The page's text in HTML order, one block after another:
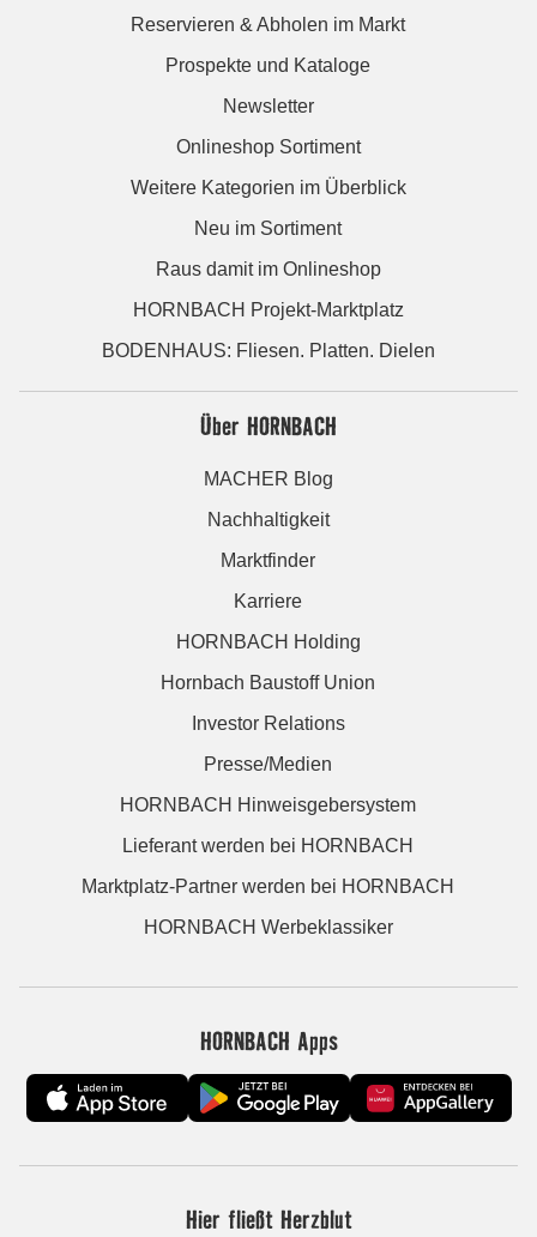
Reservieren & Abholen im Markt
Prospekte und Kataloge
Newsletter
Onlineshop Sortiment
Weitere Kategorien im Überblick
Neu im Sortiment
Raus damit im Onlineshop
HORNBACH Projekt-Marktplatz
BODENHAUS: Fliesen. Platten. Dielen
Über HORNBACH
MACHER Blog
Nachhaltigkeit
Marktfinder
Karriere
HORNBACH Holding
Hornbach Baustoff Union
Investor Relations
Presse/Medien
HORNBACH Hinweisgebersystem
Lieferant werden bei HORNBACH
Marktplatz-Partner werden bei HORNBACH
HORNBACH Werbeklassiker
HORNBACH Apps
Hier fließt Herzblut